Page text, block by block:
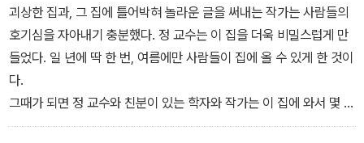
담이는 크게 숨을 들이마시고는 소리를 질렀다.
“이 바보야!”
“넌 진짜 바보 멍청이야! 제대로 하는 일이 없어!”
두 눈에 눈물이 가득 고였다. 담이는 눈앞에 주먹 쥔 손을 대고 흑흑
울었다. 이건 비밀이지만 담이는 가끔 이렇게 울었다. 가슴에 쌓이고
쌓인 것들이 목까지 차오르면, 울음은 말보다 쉽게 나왔다.
괴상한 집과, 그 집에 틀어박혀 놀라운 글을 써내는 작가는 사람들의
호기심을 자아내기 충분했다. 정 교수는 이 집을 더욱 비밀스럽게 만
들었다. 일 년에 딱 한 번, 여름에만 사람들이 집에 올 수 있게 한 것이
다.
그때가 되면 정 교수와 친분이 있는 학자와 작가는 이 집에 와서 몇 주
간 머무르며 각자의 연구와 작업을 할 수 있었다. 정 교수는 그런 부분